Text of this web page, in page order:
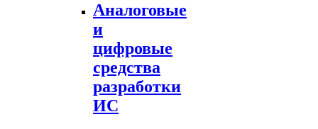
Аналоговые
и
цифровые
средства
разработки
ИС